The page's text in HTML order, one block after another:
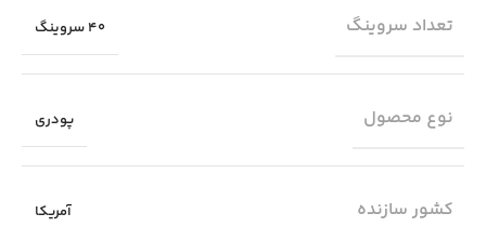
تعداد سروینگ 40 سروینگ
نوع محصول پودری
کشور سازنده آمریکا